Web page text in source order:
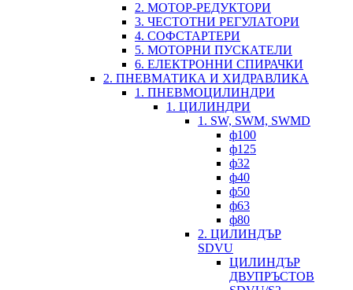
2. МОТОР-РЕДУКТОРИ
3. ЧЕСТОТНИ РЕГУЛАТОРИ
4. СОФСТАРТЕРИ
5. МОТОРНИ ПУСКАТЕЛИ
6. ЕЛЕКТРОННИ СПИРАЧКИ
2. ПНЕВМАТИКА И ХИДРАВЛИКА
1. ПНЕВМОЦИЛИНДРИ
1. ЦИЛИНДРИ
1. SW, SWM, SWMD
ф100
ф125
ф32
ф40
ф50
ф63
ф80
2. ЦИЛИНДЪР
SDVU
ЦИЛИНДЪР
ДВУПРЪСТОВ